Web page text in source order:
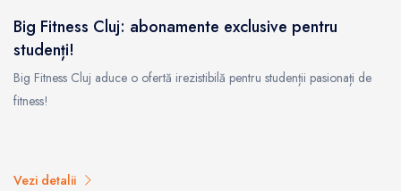
Big Fitness Cluj: abonamente exclusive pentru
studenți!
Big Fitness Cluj aduce o ofertă irezistibilă pentru studenții pasionați de
fitness!
Vezi detalii